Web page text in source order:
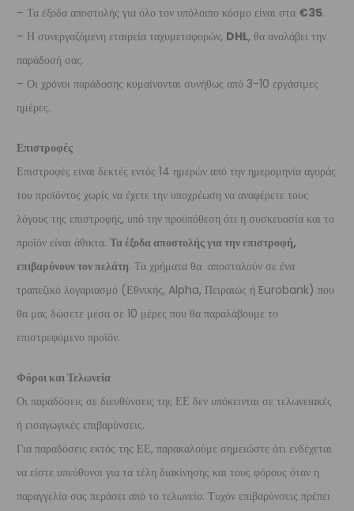
– Τα έξοδα αποστολής για όλο τον υπόλοιπο κόσμο είναι στα €35.
– Η συνεργαζόμενη εταιρεία ταχυμεταφορών, DHL, θα αναλάβει την
παράδοσή σας.
– Οι χρόνοι παράδοσης κυμαίνονται συνήθως από 3-10 εργάσιμες
ημέρες.
Επιστροφές
Επιστροφές είναι δεκτές εντός 14 ημερών από την ημερομηνία αγοράς
του προϊόντος χωρίς να έχετε την υποχρέωση να αναφέρετε τους
λόγους της επιστροφής, υπό την προϋπόθεση ότι η συσκευασία και το
προϊόν είναι άθικτα. Τα έξοδα αποστολής για την επιστροφή,
επιβαρύνουν τον πελάτη. Τα χρήματα θα αποσταλούν σε ένα
τραπεζικό λογαριασμό (Εθνικής, Alpha, Πειραιώς ή Eurobank) που
θα μας δώσετε μέσα σε 10 μέρες που θα παραλάβουμε το
επιστρεφόμενο προϊόν.
Φόροι και Τελωνεία
Οι παραδόσεις σε διευθύνσεις της ΕΕ δεν υπόκεινται σε τελωνειακές
ή εισαγωγικές επιβαρύνσεις.
Για παραδόσεις εκτός της ΕΕ, παρακαλούμε σημειώστε ότι ενδέχεται
να είστε υπεύθυνοι για τα τέλη διακίνησης και τους φόρους όταν η
παραγγελία σας περάσει από το τελωνείο. Τυχόν επιβαρύνσεις πρέπει